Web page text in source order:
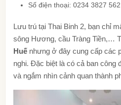
Số điện thoại: 0234 3827 562
Lưu trú tại Thai Binh 2, bạn chỉ
sông Hương, cầu Tràng Tiền,…
Huế nhưng ở đây cung cấp các
nghi. Đặc biệt là có cả ban công
và ngắm nhìn cảnh quan thành